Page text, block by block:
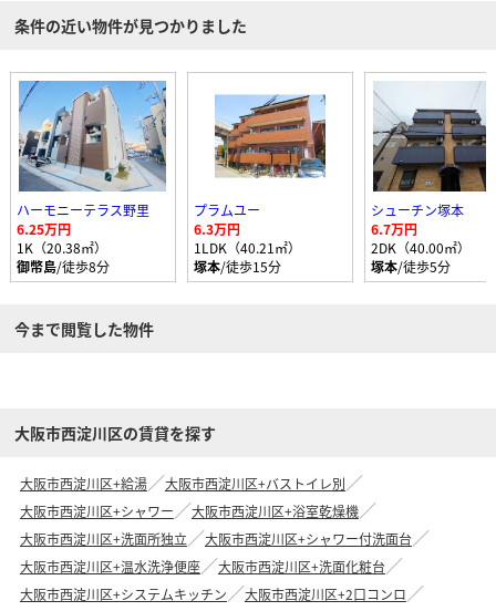
条件の近い物件が見つかりました
ハーモニーテラス野里
6.25万円
1K（20.38㎡）
御幣島/徒歩8分
プラムユー
6.3万円
1LDK（40.21㎡）
塚本/徒歩15分
シューチン塚本
6.7万円
2DK（40.00㎡）
塚本/徒歩5分
今まで閲覧した物件
大阪市西淀川区の賃貸を探す
大阪市西淀川区+給湯
大阪市西淀川区+バストイレ別
大阪市西淀川区+シャワー
大阪市西淀川区+浴室乾燥機
大阪市西淀川区+洗面所独立
大阪市西淀川区+シャワー付洗面台
大阪市西淀川区+温水洗浄便座
大阪市西淀川区+洗面化粧台
大阪市西淀川区+システムキッチン
大阪市西淀川区+2口コンロ